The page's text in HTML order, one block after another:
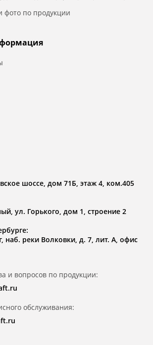
фото по продукции
шоссе, дом 71Б, этаж 4, ком.405
ул. Горького, дом 1, строение 2
наб. реки Волковки, д. 7, лит. А, офис
и вопросов по продукции:
обслуживания: